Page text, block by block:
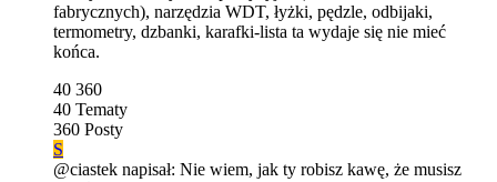
fabrycznych), narzędzia WDT, łyżki, pędzle, odbijaki,
termometry, dzbanki, karafki-lista ta wydaje się nie mieć
końca.
40 360
40 Tematy
360 Posty
S
@ciastek napisał: Nie wiem, jak ty robisz kawę, że musisz